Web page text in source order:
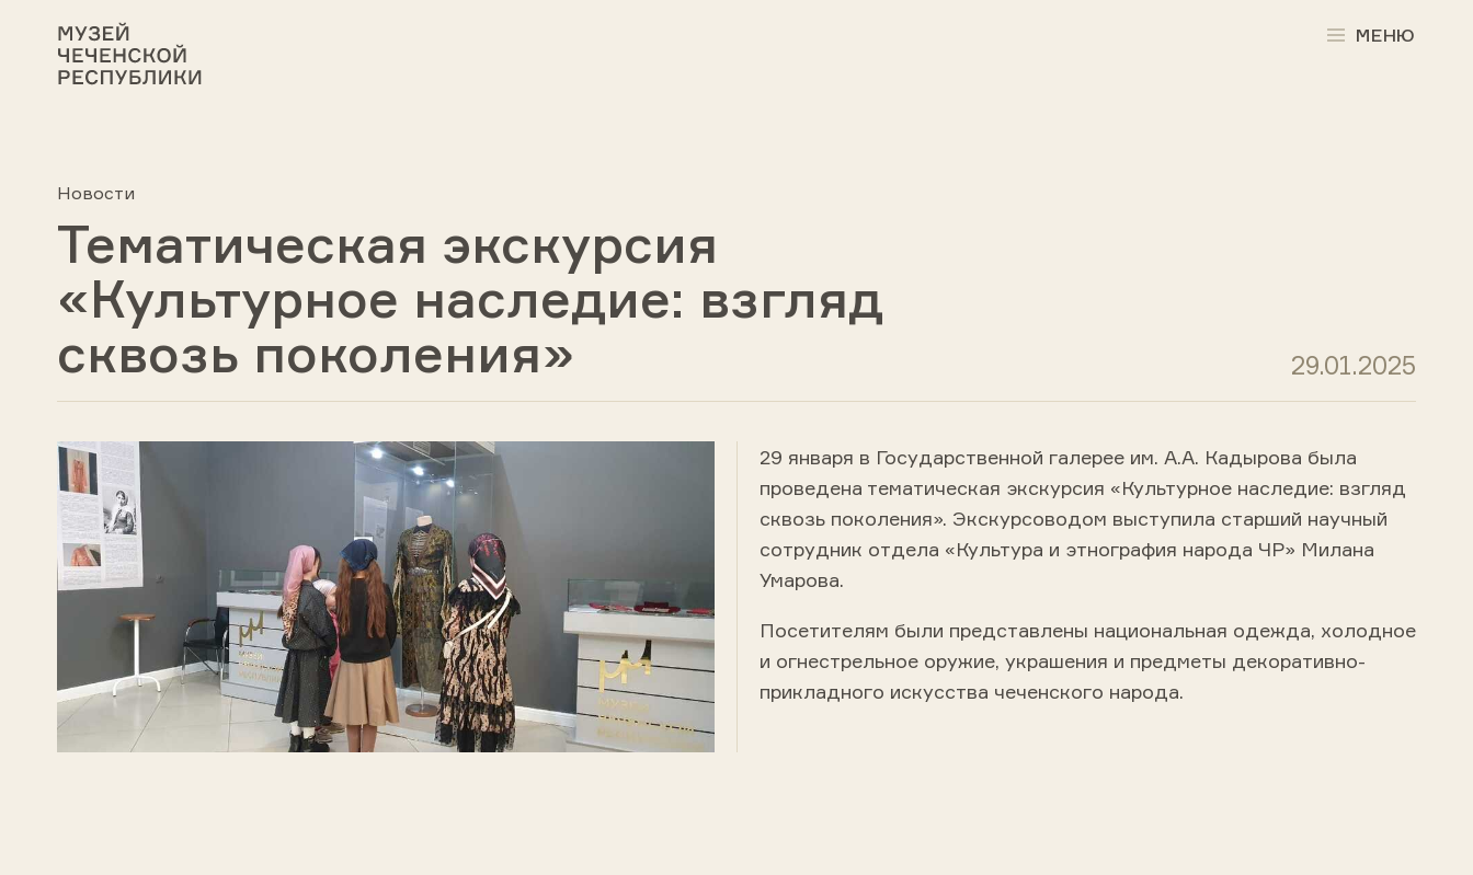
МЕНЮ
Новости
Тематическая экскурсия
«Культурное наследие: взгляд
сквозь поколения»
29.01.2025
29 января в Государственной галерее им. А.А. Кадырова была
проведена тематическая экскурсия «Культурное наследие: взгляд
сквозь поколения». Экскурсоводом выступила старший научный
сотрудник отдела «Культура и этнография народа ЧР» Милана
Умарова.
Посетителям были представлены национальная одежда, холодное
и огнестрельное оружие, украшения и предметы декоративно-
прикладного искусства чеченского народа.